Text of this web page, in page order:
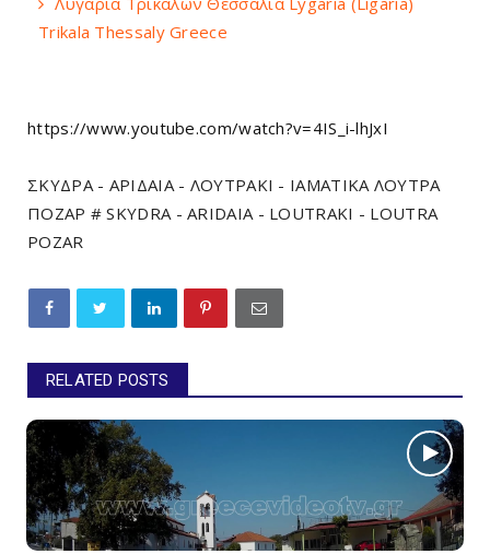
Trikala Thessaly Greece
https://www.youtube.com/watch?v=4IS_i-lhJxI
ΣΚΥΔΡΑ - ΑΡΙΔΑΙΑ - ΛΟΥΤΡΑΚΙ - ΙΑΜΑΤΙΚΑ ΛΟΥΤΡΑ
ΠΟΖΑΡ # SKYDRA - ARIDAIA - LOUTRAKI - LOUTRA
POZAR
RELATED POSTS